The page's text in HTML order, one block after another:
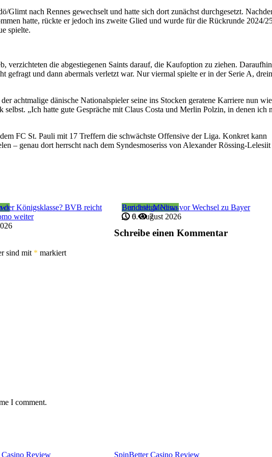
nach Rennes gewechselt und hatte sich dort zunächst durchgesetzt.
hatte, rückte er jedoch ins zweite Glied und wurde für die Rückrunde 2024/
spielte.
verzichteten die abgestiegenen Saints darauf, die Kaufoption zu ziehen. Daraufhin
gefragt und dann abermals verletzt war. Nur viermal spielte er in der Serie A,
achtmalige dänische Nationalspieler seine ins Stocken geratene Karriere nun
„Ich hatte gute Gespräche mit Claus Costa und Merlin Polzin, in denen ich
FC St. Pauli mit 17 Treffern die schwächste Offensive der Liga. Konkret kann
– genau dort herrscht nach dem Syndesmoseriss von Alexander Rössing-Lelesiit
der Königsklasse? BVB reicht
weiter
Bundesliga News
Berichte: Medina vor Wechsel zu Bayer
6. August 2026
0 7
Schreibe einen Kommentar
sind mit * markiert
I comment.
Review
SpinBetter Casino Review